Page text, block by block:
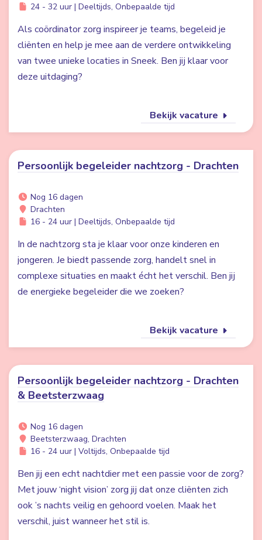
24 - 32 uur | Deeltijds, Onbepaalde tijd
Als coördinator zorg inspireer je teams, begeleid je
cliënten en help je mee aan de verdere ontwikkeling
van twee unieke locaties in Sneek. Ben jij klaar voor
deze uitdaging?
Bekijk vacature
Persoonlijk begeleider nachtzorg - Drachten
Nog 16 dagen
Drachten
16 - 24 uur | Deeltijds, Onbepaalde tijd
In de nachtzorg sta je klaar voor onze kinderen en
jongeren. Je biedt passende zorg, handelt snel in
complexe situaties en maakt écht het verschil. Ben jij
de energieke begeleider die we zoeken?
Bekijk vacature
Persoonlijk begeleider nachtzorg - Drachten
& Beetsterzwaag
Nog 16 dagen
Beetsterzwaag, Drachten
16 - 24 uur | Voltijds, Onbepaalde tijd
Ben jij een echt nachtdier met een passie voor de zorg?
Met jouw ‘night vision’ zorg jij dat onze cliënten zich
ook ’s nachts veilig en gehoord voelen. Maak het
verschil, juist wanneer het stil is.